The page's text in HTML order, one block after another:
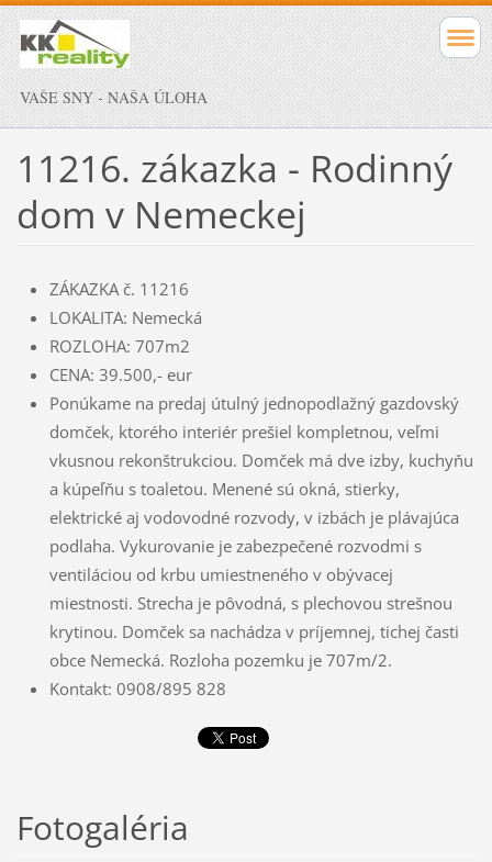
VAŠE SNY - NAŠA ÚLOHA
11216. zákazka - Rodinný
dom v Nemeckej
ZÁKAZKA č. 11216
LOKALITA: Nemecká
ROZLOHA: 707m2
CENA: 39.500,- eur
Ponúkame na predaj útulný jednopodlažný gazdovský
domček, ktorého interiér prešiel kompletnou, veľmi
vkusnou rekonštrukciou. Domček má dve izby, kuchyňu
a kúpeľňu s toaletou. Menené sú okná, stierky,
elektrické aj vodovodné rozvody, v izbách je plávajúca
podlaha. Vykurovanie je zabezpečené rozvodmi s
ventiláciou od krbu umiestneného v obývacej
miestnosti. Strecha je pôvodná, s plechovou strešnou
krytinou. Domček sa nachádza v príjemnej, tichej časti
obce Nemecká. Rozloha pozemku je 707m/2.
Kontakt: 0908/895 828
Fotogaléria